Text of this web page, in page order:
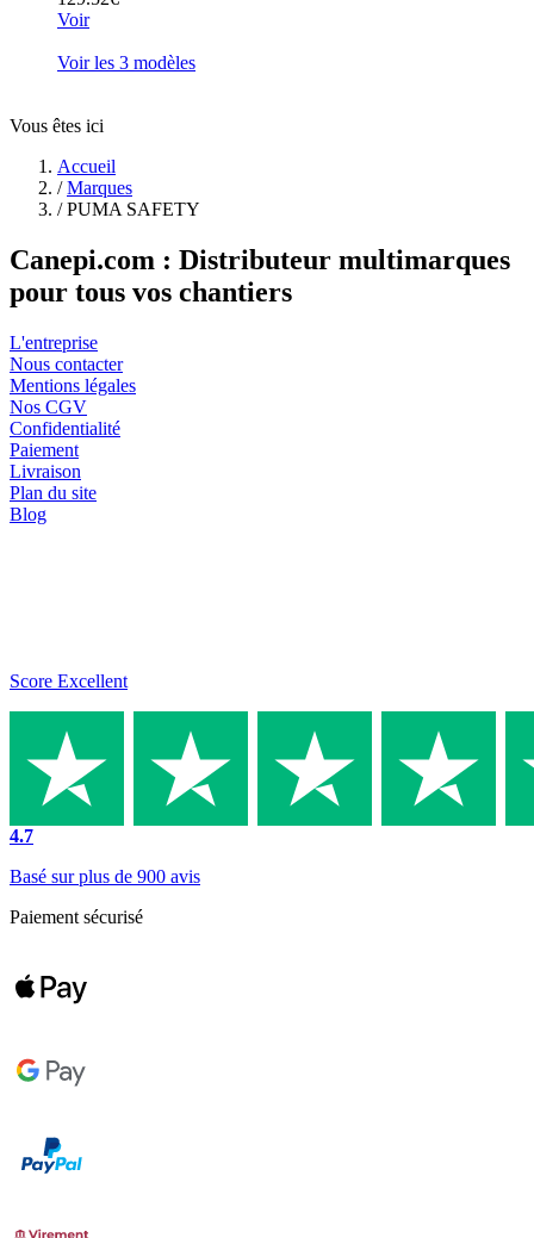
Voir
Voir les 3 modèles
Vous êtes ici
Accueil
/ Marques
/ PUMA SAFETY
Canepi.com : Distributeur multimarques
pour tous vos chantiers
L'entreprise
Nous contacter
Mentions légales
Nos CGV
Confidentialité
Paiement
Livraison
Plan du site
Blog
Score Excellent
4.7
Basé sur plus de 900 avis
Paiement sécurisé